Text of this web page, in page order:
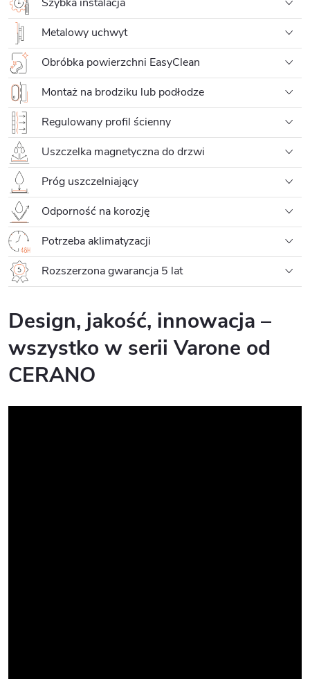
Metalowy uchwyt
Obróbka powierzchni EasyClean
Montaż na brodziku lub podłodze
Regulowany profil ścienny
Uszczelka magnetyczna do drzwi
Próg uszczelniający
Odporność na korozję
Potrzeba aklimatyzacji
Rozszerzona gwarancja 5 lat
Design, jakość, innowacja –
wszystko w serii Varone od
CERANO